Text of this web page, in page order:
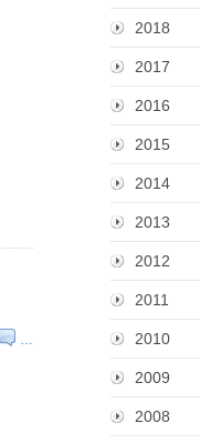
…
2018
2017
2016
2015
2014
2013
2012
2011
2010
2009
2008